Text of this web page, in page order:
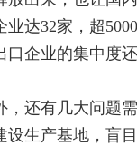
达32家，超
企业的集中度还
，还有几大问题
设生产基地，盲